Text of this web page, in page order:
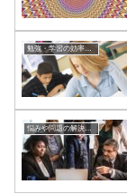
勉強・学習の効率をアップする方法
悩みや問題の解決方法